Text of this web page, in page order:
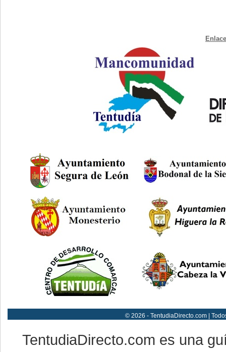
© 2026 - TentudiaDirecto.com |
TentudiaDirecto.com es una